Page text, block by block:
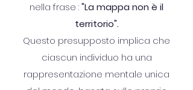
nella frase :"La mappa non è il
territorio".
Questo presupposto implica che
ciascun individuo ha una
rappresentazione mentale unica